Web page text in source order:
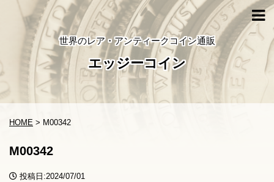
世界のレア・アンティークコイン通販
エッジーコイン
HOME > M00342
M00342
投稿日:2024/07/01